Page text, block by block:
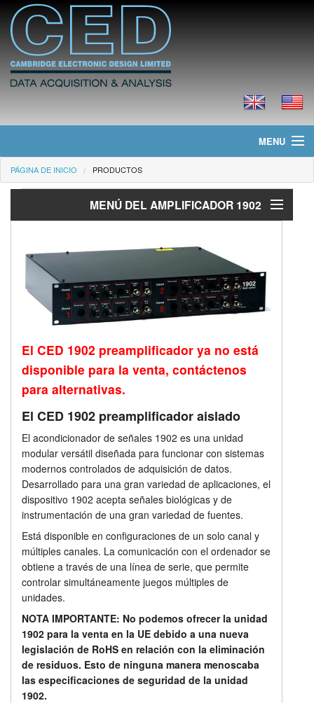
MENU
Página de Inicio
Precios
Descargas
Soporte
Distribuidores
PÁGINA DE INICIO PRODUCTOS
MENÚ DEL AMPLIFICADOR 1902
Características
Opciones especializadas del 1902
Especificaciones técnicas
El CED 1902 preamplificador ya no está
disponible para la venta, contáctenos
para alternativas.
El CED 1902 preamplificador aislado
El acondicionador de señales 1902 es una unidad
modular versátil diseñada para funcionar con sistemas
modernos controlados de adquisición de datos.
Desarrollado para una gran variedad de aplicaciones, el
dispositivo 1902 acepta señales biológicas y de
instrumentación de una gran variedad de fuentes.
Está disponible en configuraciones de un solo canal y
múltiples canales. La comunicación con el ordenador se
obtiene a través de una línea de serie, que permite
controlar simultáneamente juegos múltiples de
unidades.
NOTA IMPORTANTE: No podemos ofrecer la unidad
1902 para la venta en la UE debido a una nueva
legislación de RoHS en relación con la eliminación
de residuos. Esto de ninguna manera menoscaba
las especificaciones de seguridad de la unidad
1902.